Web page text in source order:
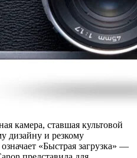
камера, ставшая культовой
дизайну и резкому
«Быстрая загрузка» —